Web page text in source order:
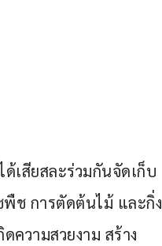
เสียสละร่วมกันจัดเก็บ
พืช การตัดต้นไม้ และกิ่ง
ความสวยงาม สร้าง